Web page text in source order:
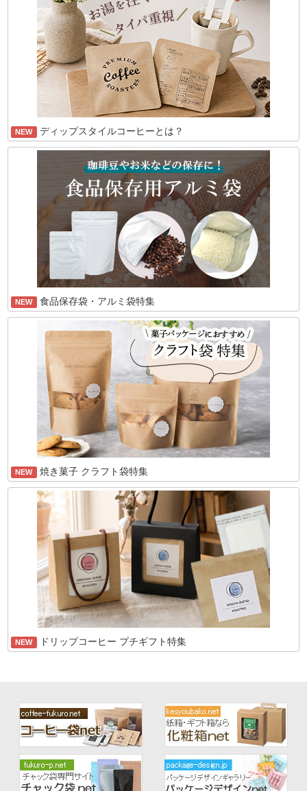
NEW ディップスタイルコーヒーとは？
NEW 食品保存袋・アルミ袋特集
NEW 焼き菓子 クラフト袋特集
NEW ドリップコーヒー プチギフト特集